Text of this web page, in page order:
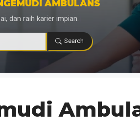
AMBULANS
dan raih karier impian.
Search